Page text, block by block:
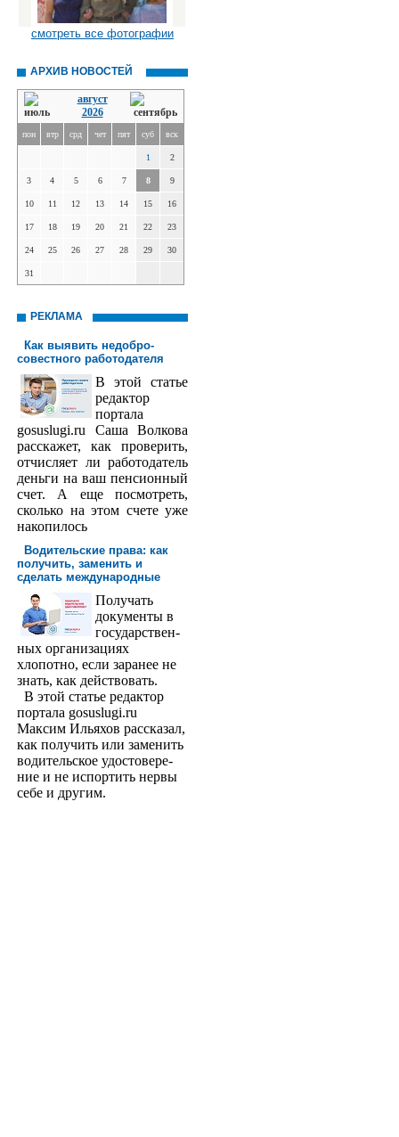
смотреть все фотографии
АРХИВ НОВОСТЕЙ
август
2026
пон втр срд чет пят суб вск
1 2
3 4 5 6 7 8 9
10 11 12 13 14 15 16
17 18 19 20 21 22 23
24 25 26 27 28 29 30
31
РЕКЛАМА
Как выявить недобро­
совестного работодателя
В этой статье
редактор
порта­ла
gosuslugi.ru Саша Волкова
расскажет, как проверить,
отчисляет ли работодатель
деньги на ваш пенсионный
счет. А еще посмотреть,
сколько на этом счете уже
накопилось
Водительские права: как
получить, заменить и
сделать международ­ные
Получать
доку­менты в
государствен­
ных организациях
хлопотно, если заранее не
знать, как действовать.
В этой статье редактор
портала gosuslugi.ru
Максим Ильяхов рассказал,
как получить или заменить
водительское удостовере­
ние и не испортить нервы
себе и другим.